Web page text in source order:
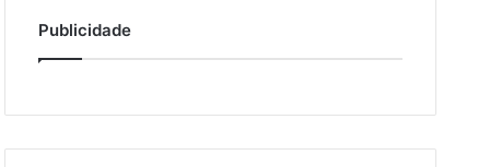
Publicidade